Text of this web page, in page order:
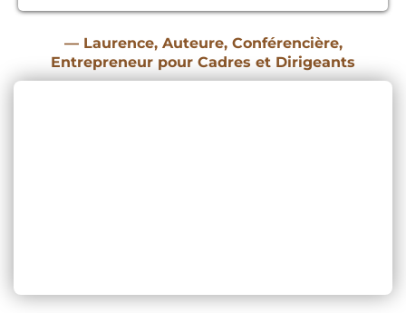
— Laurence, Auteure, Conférencière,
Entrepreneur pour Cadres et Dirigeants